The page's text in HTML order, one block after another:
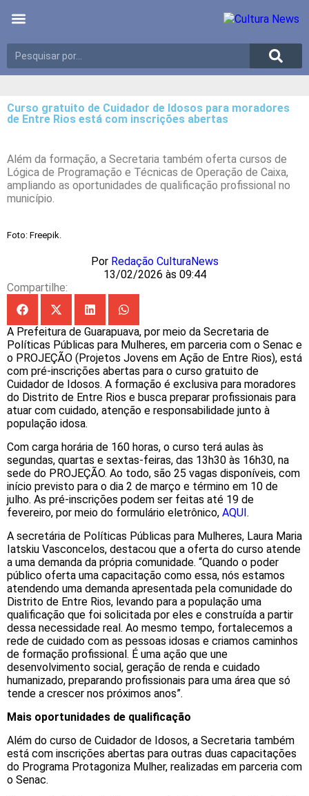
Curso gratuito de Cuidador de Idosos para moradores
de Entre Rios está com inscrições abertas
Além da formação, a Secretaria também oferta cursos de
Lógica de Programação e Técnicas de Operação de Caixa,
ampliando as oportunidades de qualificação profissional no
município.
Foto: Freepik.
Por Redação CulturaNews
13/02/2026 às 09:44
Compartilhe:
A Prefeitura de Guarapuava, por meio da Secretaria de
Políticas Públicas para Mulheres, em parceria com o Senac e
o PROJEÇÃO (Projetos Jovens em Ação de Entre Rios), está
com pré-inscrições abertas para o curso gratuito de
Cuidador de Idosos. A formação é exclusiva para moradores
do Distrito de Entre Rios e busca preparar profissionais para
atuar com cuidado, atenção e responsabilidade junto à
população idosa.
Com carga horária de 160 horas, o curso terá aulas às
segundas, quartas e sextas-feiras, das 13h30 às 16h30, na
sede do PROJEÇÃO. Ao todo, são 25 vagas disponíveis, com
início previsto para o dia 2 de março e término em 10 de
julho. As pré-inscrições podem ser feitas até 19 de
fevereiro, por meio do formulário eletrônico, AQUI.
A secretária de Políticas Públicas para Mulheres, Laura Maria
Iatskiu Vasconcelos, destacou que a oferta do curso atende
a uma demanda da própria comunidade. “Quando o poder
público oferta uma capacitação como essa, nós estamos
atendendo uma demanda apresentada pela comunidade do
Distrito de Entre Rios, levando para a população uma
qualificação que foi solicitada por eles e construída a partir
dessa necessidade real. Ao mesmo tempo, fortalecemos a
rede de cuidado com as pessoas idosas e criamos caminhos
de formação profissional. É uma ação que une
desenvolvimento social, geração de renda e cuidado
humanizado, preparando profissionais para uma área que só
tende a crescer nos próximos anos”.
Mais oportunidades de qualificação
Além do curso de Cuidador de Idosos, a Secretaria também
está com inscrições abertas para outras duas capacitações
do Programa Protagoniza Mulher, realizadas em parceria com
o Senac.